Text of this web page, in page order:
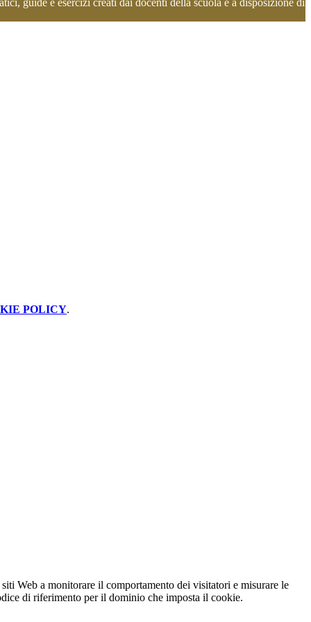
guide e esercizi creati dai docenti della scuola e a disposizione di
POLICY.
Web a monitorare il comportamento dei visitatori e misurare le
di riferimento per il dominio che imposta il cookie.